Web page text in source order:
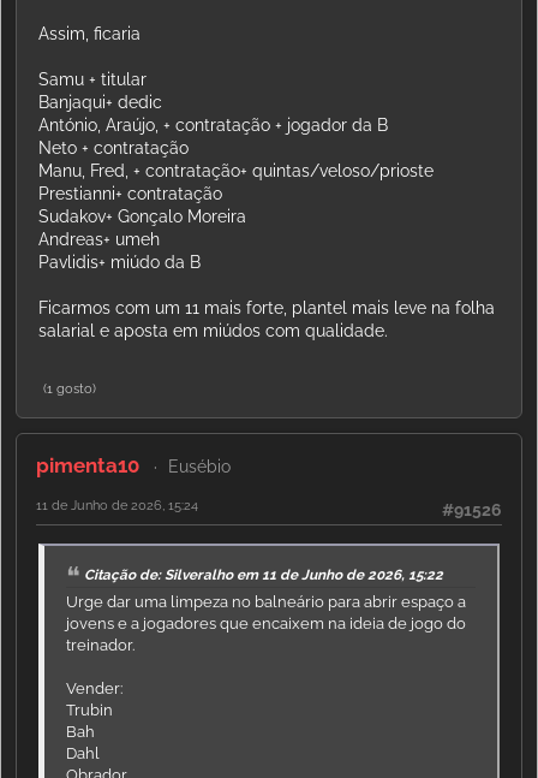
Assim, ficaria
Samu + titular
Banjaqui+ dedic
António, Araújo, + contratação + jogador da B
Neto + contratação
Manu, Fred, + contratação+ quintas/veloso/prioste
Prestianni+ contratação
Sudakov+ Gonçalo Moreira
Andreas+ umeh
Pavlidis+ miúdo da B
Ficarmos com um 11 mais forte, plantel mais leve na folha
salarial e aposta em miúdos com qualidade.
(1 gosto)
pimenta10 Eusébio
#91526
11 de Junho de 2026, 15:24
Citação de: Silveralho em 11 de Junho de 2026, 15:22
Urge dar uma limpeza no balneário para abrir espaço a
jovens e a jogadores que encaixem na ideia de jogo do
treinador.
Vender:
Trubin
Bah
Dahl